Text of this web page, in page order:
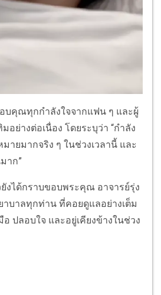
บคุณทุกกำลังใจจากแฟน ๆ และผู้
ย่างต่อเนื่อง โดยระบุว่า “กำลัง
ายมากจริง ๆ ในช่วงเวลานี้ และ
าก”
งได้กราบขอบพระคุณ อาจารย์รุ่ง
บาลทุกท่าน ที่คอยดูแลอย่างเต็ม
ปลอบใจ และอยู่เคียงข้างในช่วง